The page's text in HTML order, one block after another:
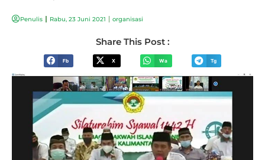
Penulis Rabu, 23 Juni 2021 organisasi
Share This Post :
Fb X Wa Tg